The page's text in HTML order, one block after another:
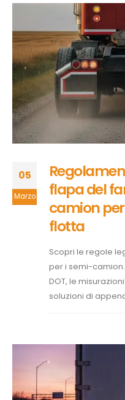
05
Marzo
flapa del
camion
flotta
Scopri le regole
per i semi-
DOT, le
soluzioni di